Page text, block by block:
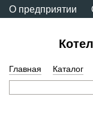
О предприятии
Главная Каталог